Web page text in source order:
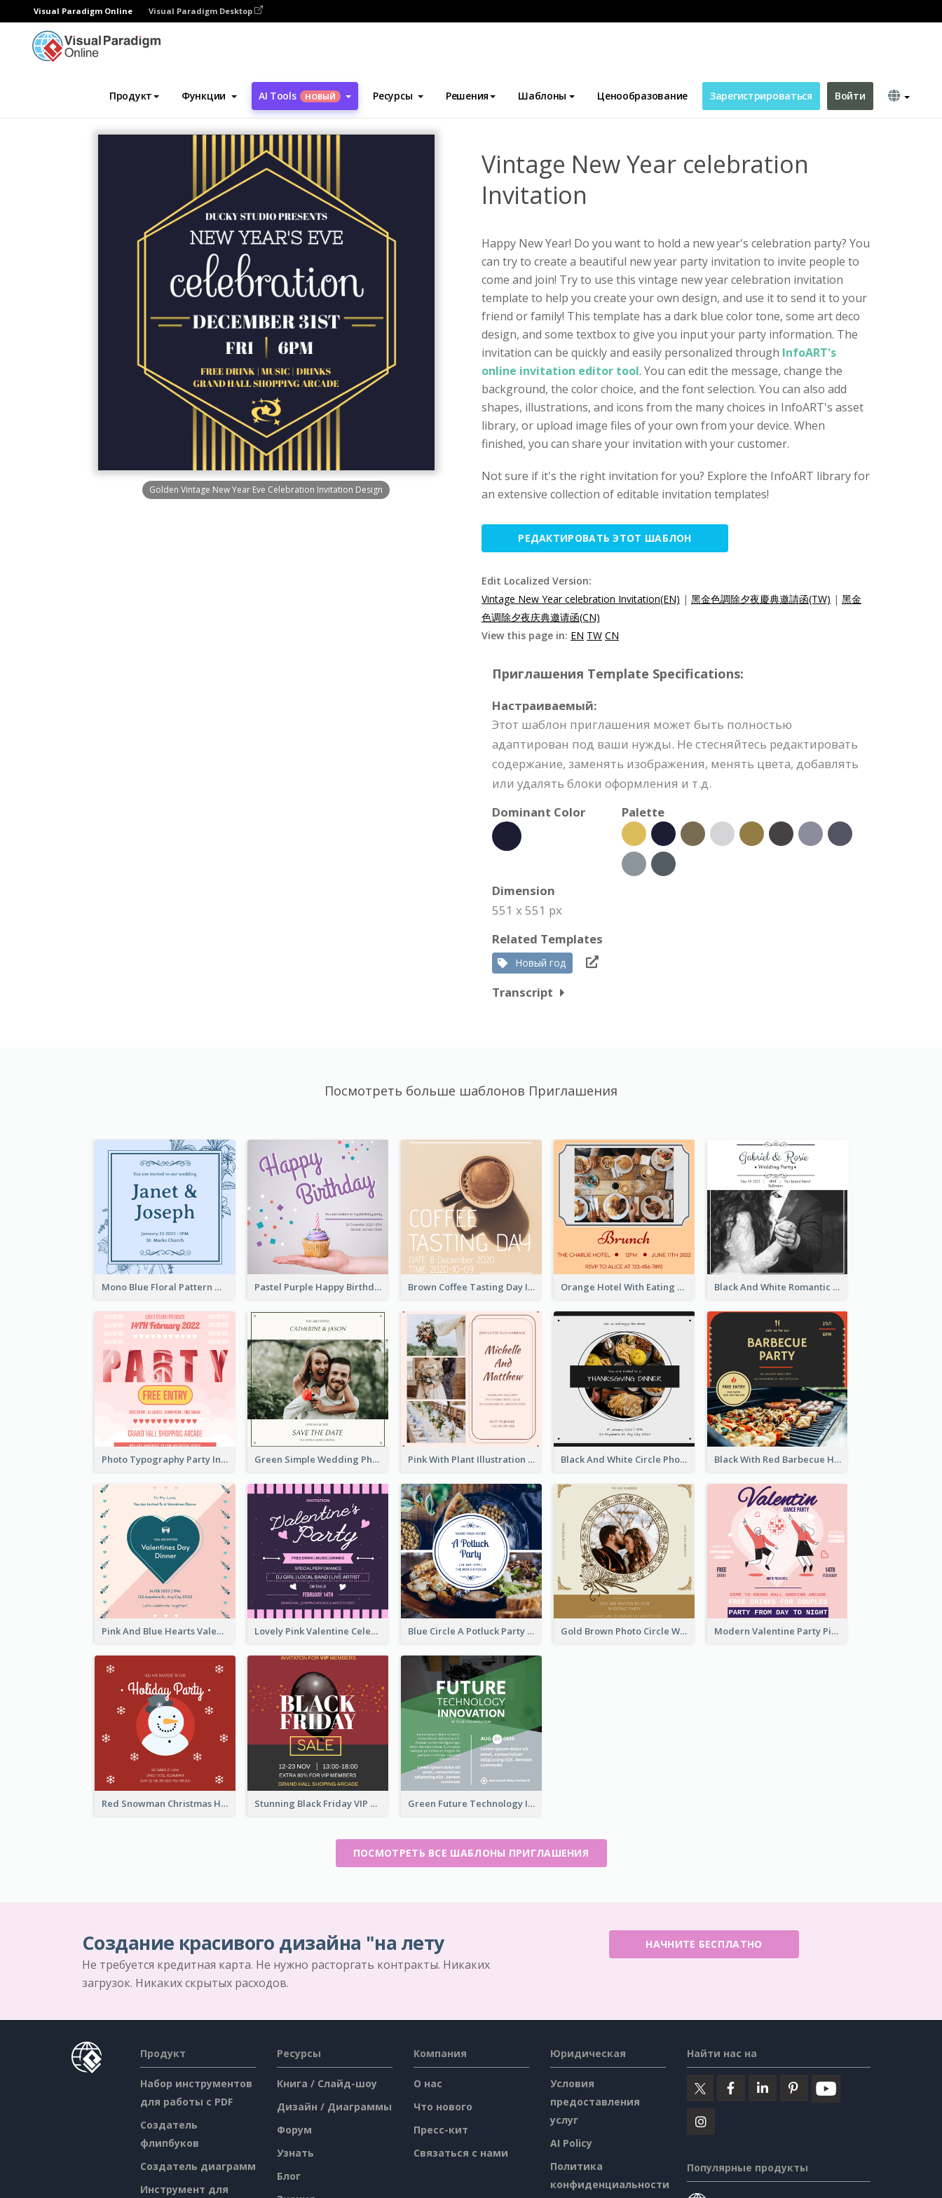
Visual Paradigm Online Visual Paradigm Desktop
Продукт Функции AI Tools НОВЫЙ Ресурсы Решения Шаблоны Ценообразование Зарегистрироваться Войти
Инструмент графического дизайна Шаблоны Приглашения
Golden Vintage New Year Eve Celebration Invitation Design
Vintage New Year celebration
Invitation
Happy New Year! Do you want to hold a new year's celebration party? You
can try to create a beautiful new year party invitation to invite people to
come and join! Try to use this vintage new year celebration invitation
template to help you create your own design, and use it to send it to your
friend or family! This template has a dark blue color tone, some art deco
design, and some textbox to give you input your party information. The
invitation can be quickly and easily personalized through InfoART's
online invitation editor tool. You can edit the message, change the
background, the color choice, and the font selection. You can also add
shapes, illustrations, and icons from the many choices in InfoART's asset
library, or upload image files of your own from your device. When
finished, you can share your invitation with your customer.
Not sure if it's the right invitation for you? Explore the InfoART library for
an extensive collection of editable invitation templates!
РЕДАКТИРОВАТЬ ЭТОТ ШАБЛОН
Edit Localized Version:
Vintage New Year celebration Invitation(EN) | 黑金色調除夕夜慶典邀請函(TW) | 黑金
色调除夕夜庆典邀请函(CN)
View this page in: EN TW CN
Приглашения Template Specifications:
Настраиваемый:
Этот шаблон приглашения может быть полностью
адаптирован под ваши нужды. Не стесняйтесь редактировать
содержание, заменять изображения, менять цвета, добавлять
или удалять блоки оформления и т.д.
Dominant Color
Palette
Dimension
551 x 551 px
Related Templates
Новый год
Transcript
Посмотреть больше шаблонов Приглашения
Mono Blue Floral Pattern Wedding Invitation Pastel Purple Happy Birthday Party Invitation Brown Coffee Tasting Day In December Invitation Orange Hotel With Eating Brunch Invitation Black And White Romantic Wedding Party
Photo Typography Party Invitation Design Templates Green Simple Wedding Photo Wedding Invitation Pink With Plant Illustration Wedding Party Invitation Black And White Circle Photo Thanksgiving Dinner Invitation Black With Red Barbecue Housewarming Invitation
Pink And Blue Hearts Valentines Day Dinner Invitation Lovely Pink Valentine Celebration Invitation Design Ideas Blue Circle A Potluck Party Invitation Gold Brown Photo Circle Wedding Invitation Modern Valentine Party Pink Invitation Design Templates
Red Snowman Christmas Holiday Party Invitation Stunning Black Friday VIP Pass Invitation Design Idea Green Future Technology Innovation Invitation
ПОСМОТРЕТЬ ВСЕ ШАБЛОНЫ ПРИГЛАШЕНИЯ
Создание красивого дизайна "на лету
Не требуется кредитная карта. Не нужно расторгать контракты. Никаких
загрузок. Никаких скрытых расходов.
НАЧНИТЕ БЕСПЛАТНО
Продукт
Набор инструментов
для работы с PDF
Создатель
флипбуков
Создатель диаграмм
Инструмент для
Ресурсы
Книга / Слайд-шоу
Дизайн / Диаграммы
Форум
Узнать
Блог
Компания
О нас
Что нового
Пресс-кит
Связаться с нами
Юридическая
Условия
предоставления
услуг
AI Policy
Политика
конфиденциальности
Найти нас на
Популярные продукты